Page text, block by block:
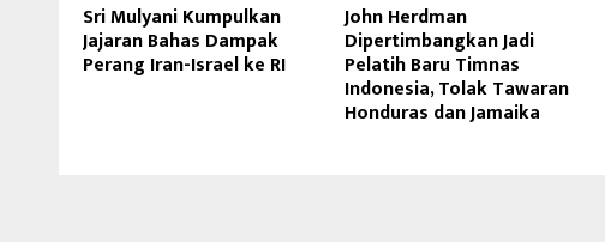
Sri Mulyani Kumpulkan
Jajaran Bahas Dampak
Perang Iran-Israel ke RI
John Herdman
Dipertimbangkan Jadi
Pelatih Baru Timnas
Indonesia, Tolak Tawaran
Honduras dan Jamaika